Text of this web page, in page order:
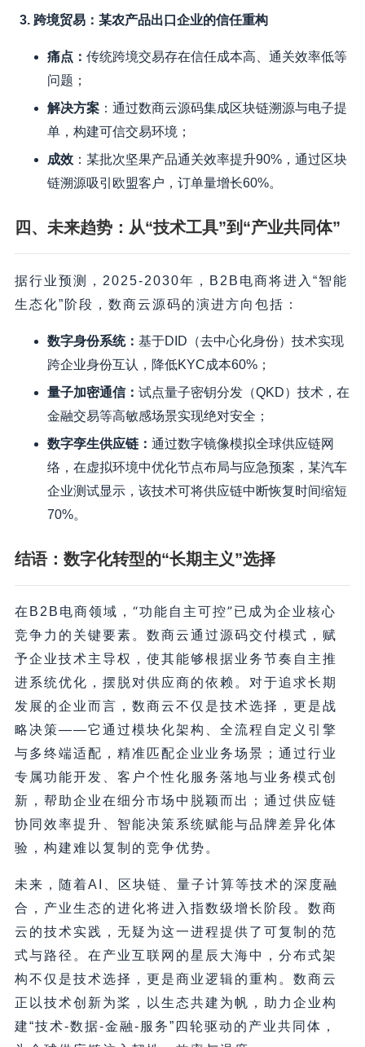
3. 跨境贸易：某农产品出口企业的信任重构
痛点 ： 传统跨境交易存在信任成本高、通关效率低等
问题；
解决方案：通过数商云源码集成区块链溯源与电子提
单，构建可信交易环境；
成效：某批次坚果产品通关效率提升90%，通过区块
链溯源吸引欧盟客户，订单量增长60%。
四、未来趋势：从“技术工具”到“产业共同体”
据行业预测，2025-2030年，B2B电商将进入“智能
生态化”阶段，数商云源码的演进方向包括：
数字身份系统： 基于DID（去中心化身份）技术实现
跨企业身份互认，降低KYC成本60%；
量子加密通信： 试点量子密钥分发（QKD）技术，在
金融交易等高敏感场景实现绝对安全；
数字孪生供应链： 通过数字镜像模拟全球供应链网
络，在虚拟环境中优化节点布局与应急预案，某汽车
企业测试显示，该技术可将供应链中断恢复时间缩短
70%。
结语：数字化转型的“长期主义”选择
在B2B电商领域， “功能自主可控”已成为企业核心
竞争力的关键要素。数商云通过源码交付模式，赋
予企业技术主导权，使其能够根据业务节奏自主推
进系统优化，摆脱对供应商的依赖。对于追求长期
发展的企业而言，数商云不仅是技术选择，更是战
略决策——它通过模块化架构、全流程自定义引擎
与多终端适配，精准匹配企业业务场景；通过行业
专属功能开发、客户个性化服务落地与业务模式创
新，帮助企业在细分市场中脱颖而出；通过供应链
协同效率提升、智能决策系统赋能与品牌差异化体
验，构建难以复制的竞争优势。
未来，随着AI、区块链、量子计算等技术的深度融
合，产业生态的进化将进入指数级增长阶段。数商
云的技术实践，无疑为这一进程提供了可复制的范
式与路径。在产业互联网的星辰大海中，分布式架
构不仅是技术选择，更是商业逻辑的重构。数商云
正以技术创新为桨，以生态共建为帆，助力企业构
建“技术-数据-金融-服务”四轮驱动的产业共同体，